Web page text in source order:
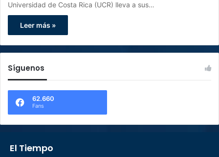
Universidad de Costa Rica (UCR) lleva a sus…
Leer más »
Síguenos
62.660
Fans
El Tiempo